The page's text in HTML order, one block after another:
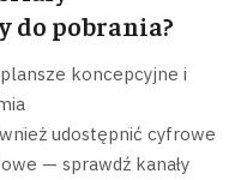
pobrania?
koncepcyjne i
udostępnić cyfrowe
— sprawdź kanały